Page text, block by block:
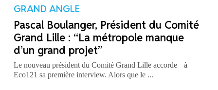
GRAND ANGLE
Pascal Boulanger, Président du Comité
Grand Lille : “La métropole manque
d’un grand projet”
Le nouveau président du Comité Grand Lille accorde à
Eco121 sa première interview. Alors que le ...